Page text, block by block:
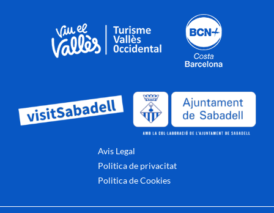
Avis Legal
Politica de privacitat
Politica de Cookies